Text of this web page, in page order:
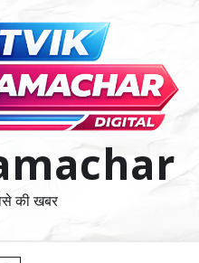
की खबर